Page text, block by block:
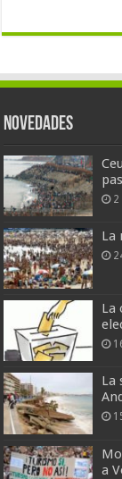
Novedades
2
La
La
La
a